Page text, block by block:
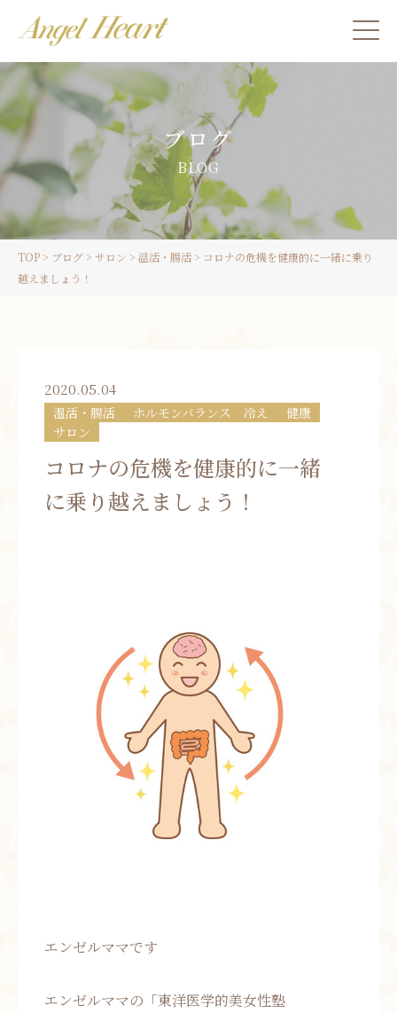
施術をご希望の方
カウンセリングをご希望の方へ
スクール受講生の方へ
お問い合わせ
ブログ
BLOG
TOP> ブログ> サロン > 温活・腸活> コロナの危機を健康的に一緒に乗り
越えましょう！
2020.05.04
温活・腸活 ホルモンバランス 冷え
健康
サロン
コロナの危機を健康的に一緒
に乗り越えましょう！
エンゼルママです
エンゼルママの「東洋医学的美女性塾